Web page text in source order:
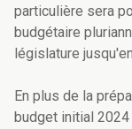
particulière sera
budgétaire
législature
En plus de la
budget initial